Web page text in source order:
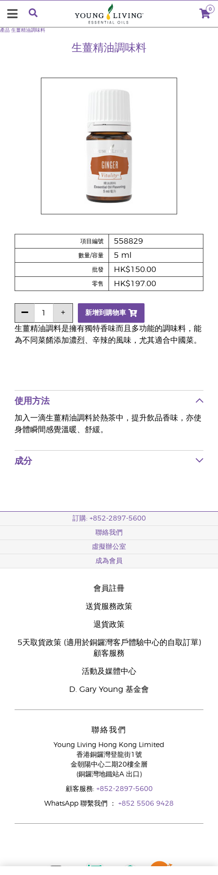
0
生薑精油調味料
產品 生薑精油調味料
生薑精油調料是擁有獨特香味而且多功能的調味料，能
為不同菜餚添加濃烈、辛辣的風味，尤其適合中國菜。
項目編號 558829
數量/容量 5 ml
批發 HK$150.00
零售 HK$197.00
新增到購物車
使用方法
加入一滴生薑精油調料於熱茶中，提升飲品香味，亦使
身體瞬間感覺溫暖、舒緩。
成分
訂購: +852-2897-5600
聯絡我們
虛擬辦公室
成為會員
會員註冊
送貨服務政策
退貨政策
5天取貨政策 (適用於銅鑼灣客戶體驗中心的自取訂單)
顧客服務
活動及媒體中心
D. Gary Young 基金會
聯絡我們
Young Living Hong Kong Limited
香港銅鑼灣登龍街1號
金朝陽中心二期20樓全層
(銅鑼灣地鐵站A 出口)
顧客服務: +852-2897-5600
WhatsApp 聯繫我們 ： +852 5506 9428